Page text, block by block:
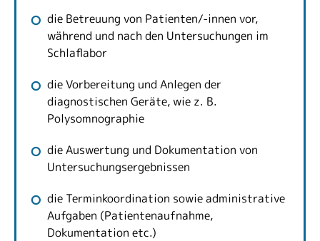
die Betreuung von Patienten/-innen vor,
während und nach den Untersuchungen im
Schlaflabor
die Vorbereitung und Anlegen der
diagnostischen Geräte, wie z. B.
Polysomnographie
die Auswertung und Dokumentation von
Untersuchungsergebnissen
die Terminkoordination sowie administrative
Aufgaben (Patientenaufnahme,
Dokumentation etc.)